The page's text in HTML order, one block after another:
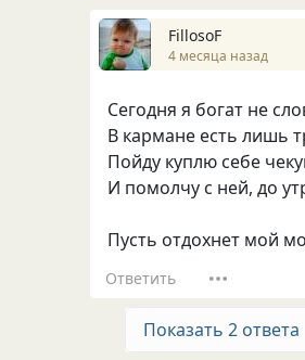
FillosoF
4 месяца назад
Сегодня я богат не
В кармане есть лишь
Пойду куплю себе
И помолчу с ней, до
Пусть отдохнет мой
Ответить
Показать 2 ответа